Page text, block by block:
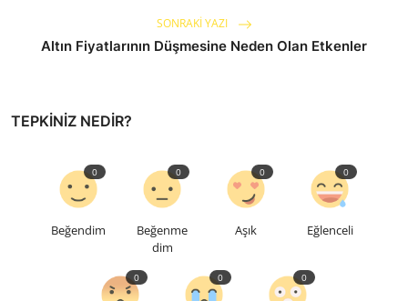
SONRAKI YAZI
Altın Fiyatlarının Düşmesine Neden Olan Etkenler
TEPKINIZ NEDIR?
Beğendim
0
Beğenme
dim
0
Aşık
0
Eğlenceli
0
0 0 0